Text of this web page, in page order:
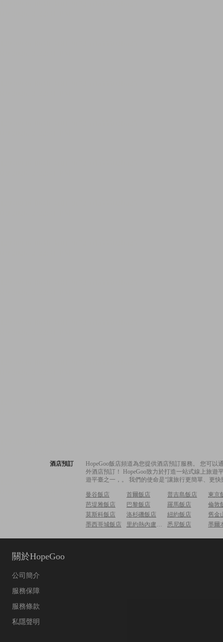
酒店預訂
HopeGoo飯店頻道為您提供酒店預訂服務。 您可
外酒店預訂！ HopeGoo致力於打造一站式線上旅
遊平臺之一，。 我們的使命是“讓旅行更簡單、更
曼谷飯店 首爾飯店 普吉島飯店
東京
芭堤雅飯店
巴黎飯店 羅馬飯店
倫敦
莫斯科飯店
洛杉磯飯店 紐約飯店
舊金
墨西哥城飯店
里約熱內盧飯店 悉尼飯店 墨爾
關於HopeGoo
公司簡介
服務保障
服務條款
私隱聲明